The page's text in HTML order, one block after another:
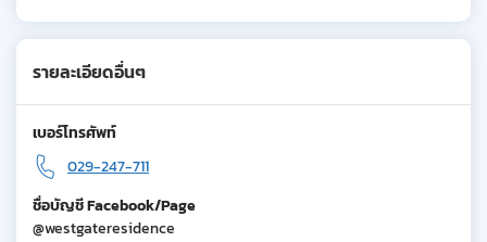
รายละเอียดอื่นๆ
เบอร์โทรศัพท์
029-247-711
ชื่อบัญชี Facebook/Page
@westgateresidence